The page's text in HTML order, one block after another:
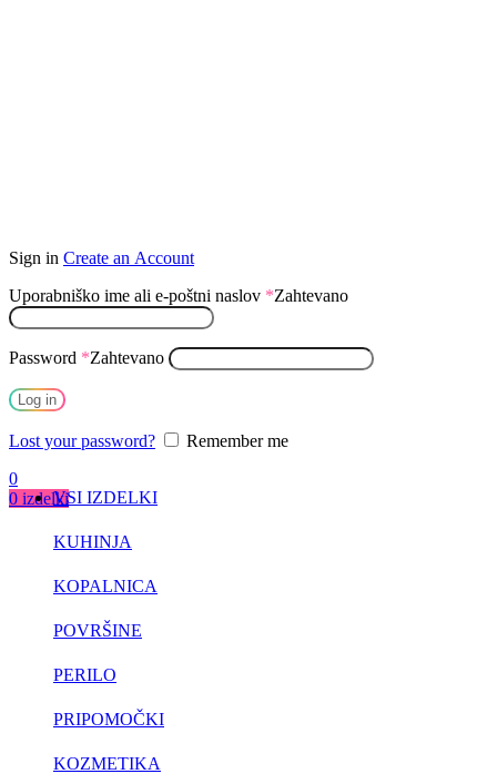
Sign in Create an Account
Uporabniško ime ali e-poštni naslov *Zahtevano
Password *Zahtevano
Log in
Lost your password?
Remember me
0
0 izdelkiVSI IZDELKI
KUHINJA
KOPALNICA
POVRŠINE
PERILO
PRIPOMOČKI
KOZMETIKA